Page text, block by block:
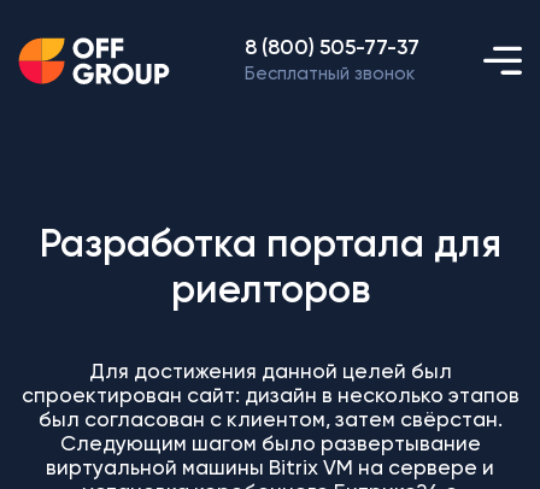
8 (800) 505-77-37
Бесплатный звонок
Разработка портала для
риелторов
Для достижения данной целей был
спроектирован сайт: дизайн в несколько этапов
был согласован с клиентом, затем свёрстан.
Следующим шагом было развертывание
виртуальной машины Bitrix VM на сервере и